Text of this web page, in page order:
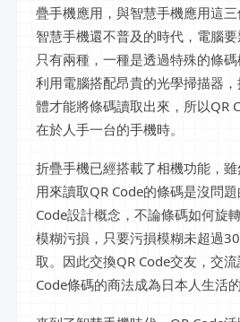
疊手機應用，與智慧手機應用這
智慧手機還不普及的時代，電腦
只有兩種，一種是透過特殊的條
利用電腦搭配昂貴的光學掃描器
體才能將條碼讀取出來，所以QR
在於人手一台的手機時。
折疊手機已經搭載了相機功能，
用來讀取QR Code的條碼是沒問
Code設計概念，不論條碼如何旋
模糊污損，只要污損模糊未超過
取。因此交換QR Code交友，交
Code條碼的商法成為日本人生活的